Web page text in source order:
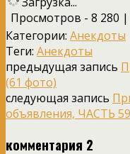
Просмотров - 8 280 |
Категории: Анекдоты
Теги: Анекдоты
предыдущая запись
(61 фото)
следующая запись
объявления, ЧАСТЬ
комментария 2